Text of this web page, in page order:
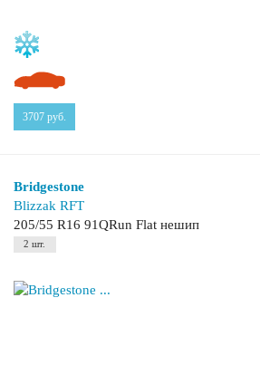
3707 руб.
Bridgestone
Blizzak RFT
205/55 R16 91QRun Flat нешип
2 шт.